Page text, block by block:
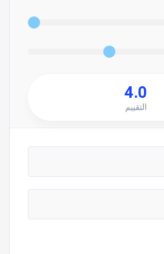
4.0
التقييم